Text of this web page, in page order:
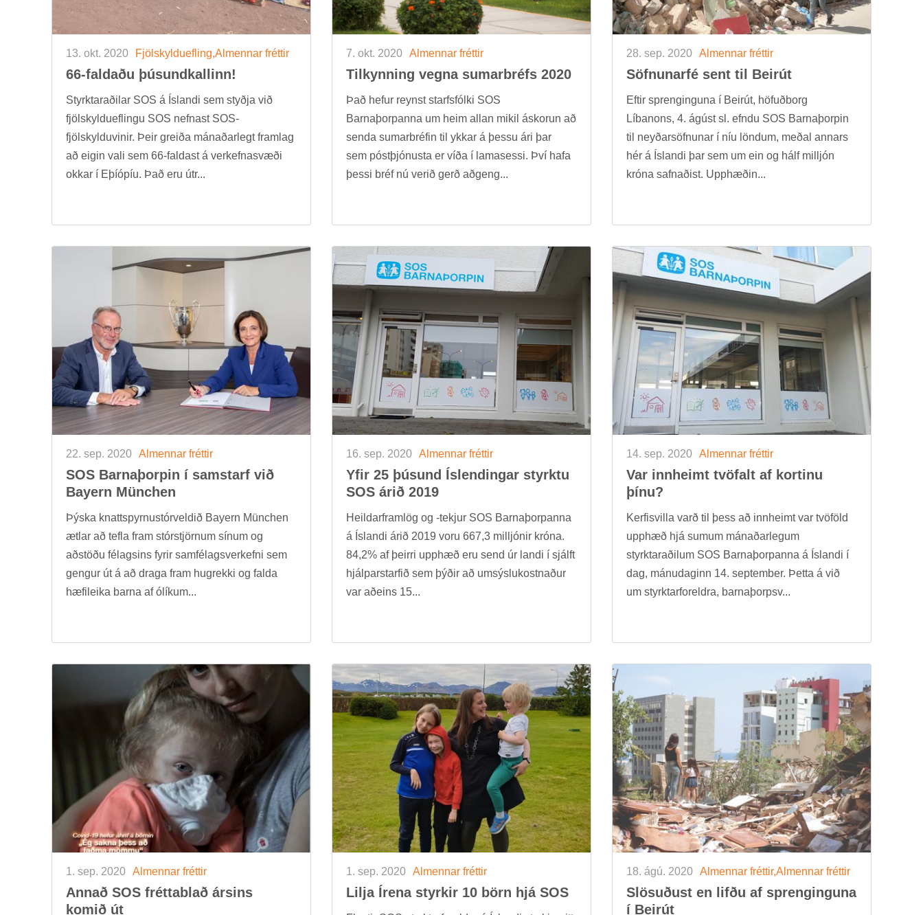
13. okt. 2020 Fjöl­skyldu­efl­ing,Al­menn­ar frétt­ir
66-fald­aðu þús­und­kall­inn!
Styrktarað­il­ar SOS á Ís­landi sem styðja við
fjöl­skyldu­efl­ingu SOS nefn­ast SOS-
fjöl­skyldu­vin­ir. Þeir greiða mán­að­ar­legt fram­lag
að eig­in vali sem 66-fald­ast á verk­efna­svæði
okk­ar í Eþí­óp­íu. Það eru útr...
7. okt. 2020 Al­menn­ar frétt­ir
Til­kynn­ing vegna sum­ar­bréfs 2020
Það hef­ur reynst starfs­fólki SOS
Barna­þorp­anna um heim all­an mik­il áskor­un að
senda sum­ar­bréf­in til ykk­ar á þessu ári þar
sem póst­þjón­usta er víða í lamasessi. Því hafa
þessi bréf nú ver­ið gerð að­geng...
28. sep. 2020 Al­menn­ar frétt­ir
Söfn­un­ar­fé sent til Beirút
Eft­ir spreng­ing­una í Beirút, höf­uð­borg
Líb­anons, 4. ág­úst sl. efndu SOS Barna­þorp­in
til neyð­ar­söfn­un­ar í níu lönd­um, með­al ann­ars
hér á Ís­landi þar sem um ein og hálf millj­ón
króna safn­að­ist. Upp­hæð­in...
22. sep. 2020 Al­menn­ar frétt­ir
SOS Barna­þorp­in í sam­starf við
Bayern München
Þýska knatt­spyrnu­stór­veld­ið Bayern München
ætl­ar að tefla fram stór­stjörn­um sín­um og
að­stöðu fé­lags­ins fyr­ir sam­fé­lags­verk­efni sem
geng­ur út á að draga fram hug­rekki og falda
hæfi­leika barna af ólík­um...
16. sep. 2020 Al­menn­ar frétt­ir
Yfir 25 þús­und Ís­lend­ing­ar styrktu
SOS árið 2019
Heild­ar­fram­lög og -tekj­ur SOS Barna­þorp­anna
á Ís­landi árið 2019 voru 667,3 millj­ón­ir króna.
84,2% af þeirri upp­hæð eru send úr landi í sjálft
hjálp­ar­starf­ið sem þýð­ir að um­sýslu­kostn­að­ur
var að­eins 15...
14. sep. 2020 Al­menn­ar frétt­ir
Var inn­heimt tvö­falt af kort­inu
þínu?
Kerfis­villa varð til þess að inn­heimt var tvö­föld
upp­hæð hjá sum­um mán­að­ar­leg­um
styrktarað­il­um SOS Barna­þorp­anna á Ís­landi í
dag, mánu­dag­inn 14. sept­em­ber. Þetta á við
um styrktar­for­eldra, barna­þorpsv...
1. sep. 2020 Al­menn­ar frétt­ir
Ann­að SOS frétta­blað árs­ins
kom­ið út
1. sep. 2020 Al­menn­ar frétt­ir
Lilja Írena styrk­ir 10 börn hjá SOS
18. ágú. 2020 Al­menn­ar frétt­ir,Al­menn­ar frétt­ir
Slös­uð­ust en lifðu af spreng­ing­una
í Beirút